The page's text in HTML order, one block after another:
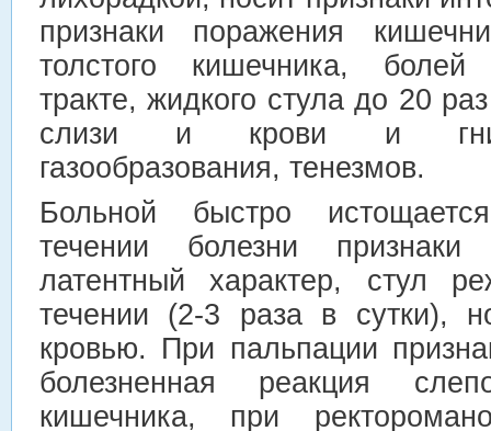
признаки поражения
толстого кишечника,
тракте, жидкого стула до 20
слизи и крови и
газообразования, тенезмов.
Больной быстро
течении болезни признаки
латентный характер, стул
течении (2-3 раза в сутки),
кровью. При пальпации
болезненная реакция
кишечника, при